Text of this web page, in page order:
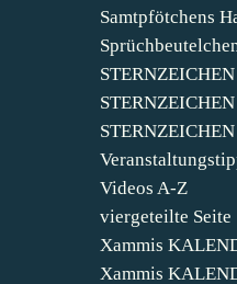
Samtpfötchens
Videos A-Z
viergeteilte Seite
Xammis
Xammis